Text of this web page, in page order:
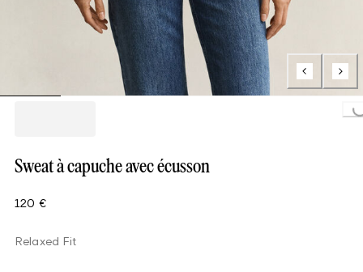
Loading...
Sweat à capuche avec écusson
120 €
Relaxed Fit